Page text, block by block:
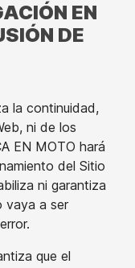
EN
DE
la continuidad,
ni de los
EN MOTO hará
del Sitio
ni garantiza
vaya a ser
que el